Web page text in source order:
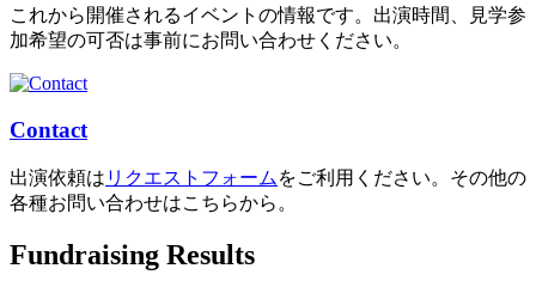
これから開催されるイベントの情報です。出演時間、見学参
加希望の可否は事前にお問い合わせください。
Contact
出演依頼は リクエストフォーム をご利用ください。その他の
各種お問い合わせはこちらから。
Fundraising Results